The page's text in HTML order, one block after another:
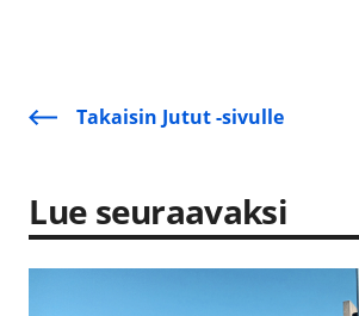
Takaisin Jutut -sivulle
Lue seuraavaksi